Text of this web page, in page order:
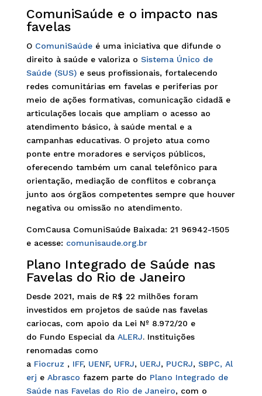
ComuniSaúde e o impacto nas
favelas
O ComuniSaúdeé uma iniciativa que difunde o
direito à saúde e valoriza o Sistema Único de
Saúde (SUS)e seus profissionais, fortalecendo
redes comunitárias em favelas e periferias por
meio de ações formativas, comunicação cidadã e
articulações locais que ampliam o acesso ao
atendimento básico, à saúde mental e a
campanhas educativas. O projeto atua como
ponte entre moradores e serviços públicos,
oferecendo também um canal telefônico para
orientação, mediação de conflitos e cobrança
junto aos órgãos competentes sempre que houver
negativa ou omissão no atendimento.
ComCausa ComuniSaúde Baixada: 21 96942-1505
e acesse: comunisaude.org.br
Plano Integrado de Saúde nas
Favelas do Rio de Janeiro
Desde 2021, mais de R$ 22 milhões foram
investidos em projetos de saúde nas favelas
cariocas, com apoio da Lei Nº 8.972/20 e
do Fundo Especial da ALERJ. Instituições
renomadas como
a Fiocruz , IFF, UENF, UFRJ, UERJ, PUCRJ, SBPC, Al
erj e Abrasco fazem parte do Plano Integrado de
Saúde nas Favelas do Rio de Janeiro, com o